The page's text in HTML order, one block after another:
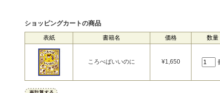
ショッピングカートの商品
表紙 書籍名 価格 数量
ころべばいいのに ¥1,650